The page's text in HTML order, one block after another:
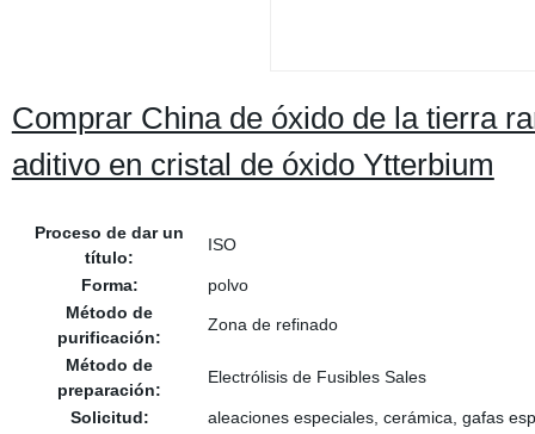
Comprar China de óxido de la tierra
aditivo en cristal de óxido Ytterbium
Proceso de dar un
título:
ISO
Forma:
polvo
Método de
purificación:
Zona de refinado
Método de
preparación:
Electrólisis de Fusibles Sales
Solicitud:
aleaciones especiales, cerámica, gafas